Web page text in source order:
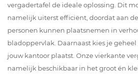
vergadertafel de ideale oplossing. Dit
namelijk uiterst efficiënt, doordat aan
personen kunnen plaatsnemen in
bladoppervlak. Daarnaast kies je
jouw kantoor plaatst. Onze vierkante
namelijk beschikbaar in het groot én